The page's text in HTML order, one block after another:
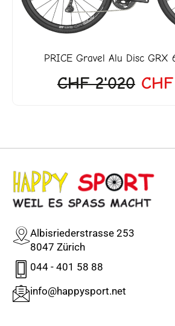
PRICE Gravel Alu Disc GRX
CHF2'020 CHF
Albisriederstrasse 253
8047 Zürich
044 - 401 58 88
info@happysport.net